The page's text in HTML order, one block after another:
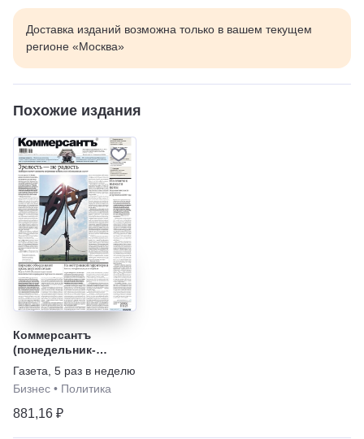
Доставка изданий возможна только в вашем текущем
регионе «Москва»
Похожие издания
Коммерсантъ
(понедельник-
пятница)
Газета 5 раз в неделю
Бизнес • Политика
881,16 ₽